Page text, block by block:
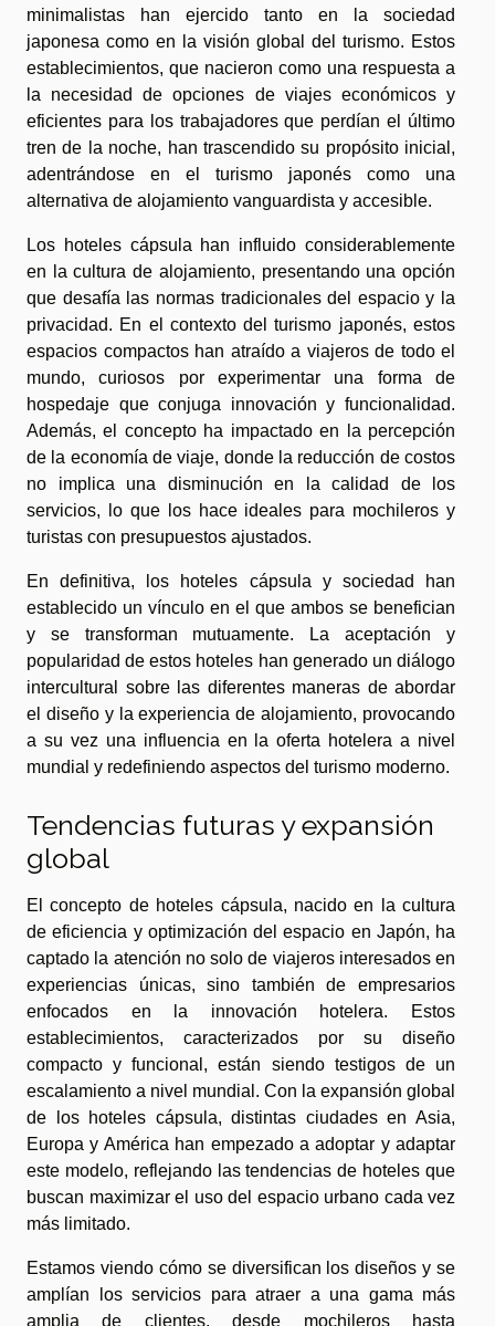
minimalistas han ejercido tanto en la sociedad
japonesa como en la visión global del turismo. Estos
establecimientos, que nacieron como una respuesta a
la necesidad de opciones de viajes económicos y
eficientes para los trabajadores que perdían el último
tren de la noche, han trascendido su propósito inicial,
adentrándose en el turismo japonés como una
alternativa de alojamiento vanguardista y accesible.
Los hoteles cápsula han influido considerablemente
en la cultura de alojamiento, presentando una opción
que desafía las normas tradicionales del espacio y la
privacidad. En el contexto del turismo japonés, estos
espacios compactos han atraído a viajeros de todo el
mundo, curiosos por experimentar una forma de
hospedaje que conjuga innovación y funcionalidad.
Además, el concepto ha impactado en la percepción
de la economía de viaje, donde la reducción de costos
no implica una disminución en la calidad de los
servicios, lo que los hace ideales para mochileros y
turistas con presupuestos ajustados.
En definitiva, los hoteles cápsula y sociedad han
establecido un vínculo en el que ambos se benefician
y se transforman mutuamente. La aceptación y
popularidad de estos hoteles han generado un diálogo
intercultural sobre las diferentes maneras de abordar
el diseño y la experiencia de alojamiento, provocando
a su vez una influencia en la oferta hotelera a nivel
mundial y redefiniendo aspectos del turismo moderno.
Tendencias futuras y expansión
global
El concepto de hoteles cápsula, nacido en la cultura
de eficiencia y optimización del espacio en Japón, ha
captado la atención no solo de viajeros interesados en
experiencias únicas, sino también de empresarios
enfocados en la innovación hotelera. Estos
establecimientos, caracterizados por su diseño
compacto y funcional, están siendo testigos de un
escalamiento a nivel mundial. Con la expansión global
de los hoteles cápsula, distintas ciudades en Asia,
Europa y América han empezado a adoptar y adaptar
este modelo, reflejando las tendencias de hoteles que
buscan maximizar el uso del espacio urbano cada vez
más limitado.
Estamos viendo cómo se diversifican los diseños y se
amplían los servicios para atraer a una gama más
amplia de clientes, desde mochileros hasta